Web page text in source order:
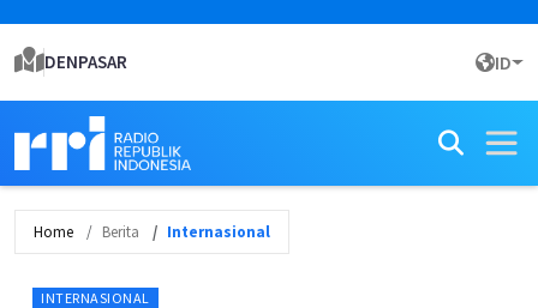
DENPASAR ID
Home Berita Internasional
INTERNASIONAL